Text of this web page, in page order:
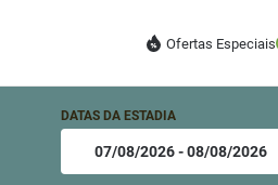
Ofertas Especiais
DATAS DA ESTADIA